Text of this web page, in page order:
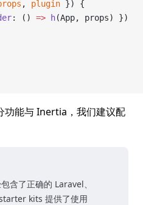
, plugin }) {
: () => h(App, props) })
功能与 Inertia，我们建议配
含了正确的 Laravel、
kits 提供了使用